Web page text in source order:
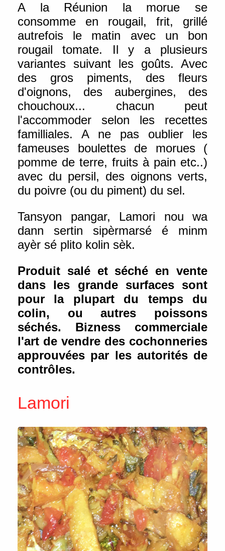
A la Réunion la morue se
consomme en rougail, frit, grillé
autrefois le matin avec un bon
rougail tomate. Il y a plusieurs
variantes suivant les goûts. Avec
des gros piments, des fleurs
d'oignons, des aubergines, des
chouchoux... chacun peut
l'accommoder selon les recettes
familliales. A ne pas oublier les
fameuses boulettes de morues (
pomme de terre, fruits à pain etc..)
avec du persil, des oignons verts,
du poivre (ou du piment) du sel.
Tansyon pangar, Lamori nou wa
dann sertin sipèrmarsé é minm
ayèr sé plito kolin sèk.
Produit salé et séché en vente
dans les grande surfaces sont
pour la plupart du temps du
colin, ou autres poissons
séchés. Bizness commerciale
l'art de vendre des cochonneries
approuvées par les autorités de
contrôles.
Lamori